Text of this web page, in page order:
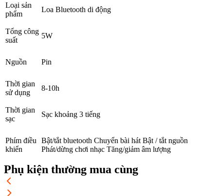
Loại sản
phẩm
Loa Bluetooth di động
Tổng công
suất
5W
Nguồn Pin
Thời gian
sử dụng
8-10h
Thời gian
sạc
Sạc khoảng 3 tiếng
Phím điều
khiển
Bật/tắt bluetooth Chuyển bài hát Bật / tắt nguồn
Phát/dừng chơi nhạc Tăng/giảm âm lượng
Phụ kiện thường mua cùng